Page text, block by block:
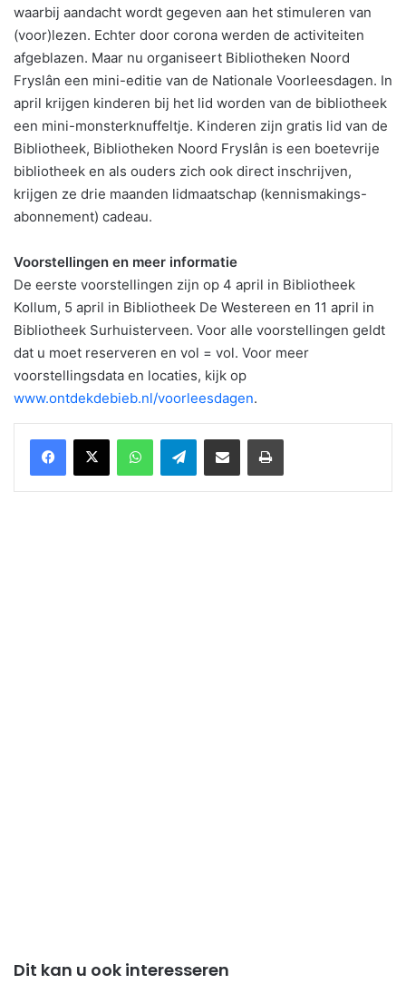
waarbij aandacht wordt gegeven aan het stimuleren van
(voor)lezen. Echter door corona werden de activiteiten
afgeblazen. Maar nu organiseert Bibliotheken Noord
Fryslân een mini-editie van de Nationale Voorleesdagen. In
april krijgen kinderen bij het lid worden van de bibliotheek
een mini-monsterknuffeltje. Kinderen zijn gratis lid van de
Bibliotheek, Bibliotheken Noord Fryslân is een boetevrije
bibliotheek en als ouders zich ook direct inschrijven,
krijgen ze drie maanden lidmaatschap (kennismakings-
abonnement) cadeau.
Voorstellingen en meer informatie
De eerste voorstellingen zijn op 4 april in Bibliotheek
Kollum, 5 april in Bibliotheek De Westereen en 11 april in
Bibliotheek Surhuisterveen. Voor alle voorstellingen geldt
dat u moet reserveren en vol = vol. Voor meer
voorstellingsdata en locaties, kijk op
www.ontdekdebieb.nl/voorleesdagen.
WhatsAppTelegramDelen via Email Print
Dit kan u ook interesseren